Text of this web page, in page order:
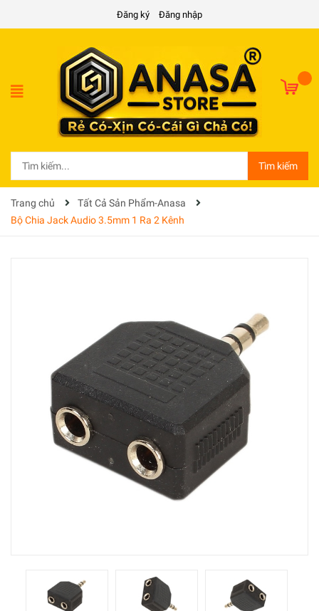
Đăng ký Đăng nhập
Tìm kiếm
Trang chủ
Tất Cả Sản Phẩm-Anasa
Bộ Chia Jack Audio 3.5mm 1 Ra 2 Kênh